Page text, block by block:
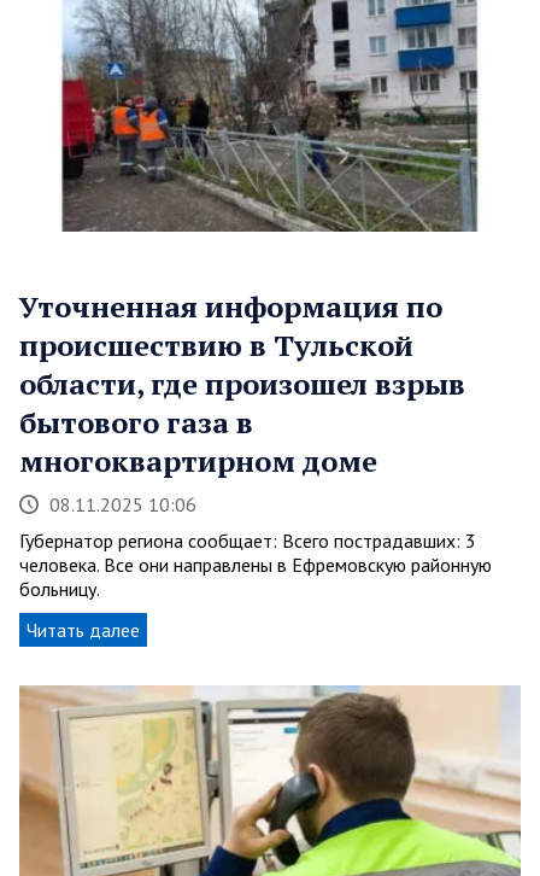
Уточненная информация по
происшествию в Тульской
области, где произошел взрыв
бытового газа в
многоквартирном доме
08.11.2025 10:06
Губернатор региона сообщает: Всего пострадавших: 3
человека. Все они направлены в Ефремовскую районную
больницу.
Читать далее